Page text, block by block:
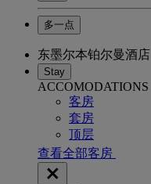
多一点
东墨尔本铂尔曼酒店
Stay
ACCOMODATIONS
客房
套房
顶层
查看全部客房